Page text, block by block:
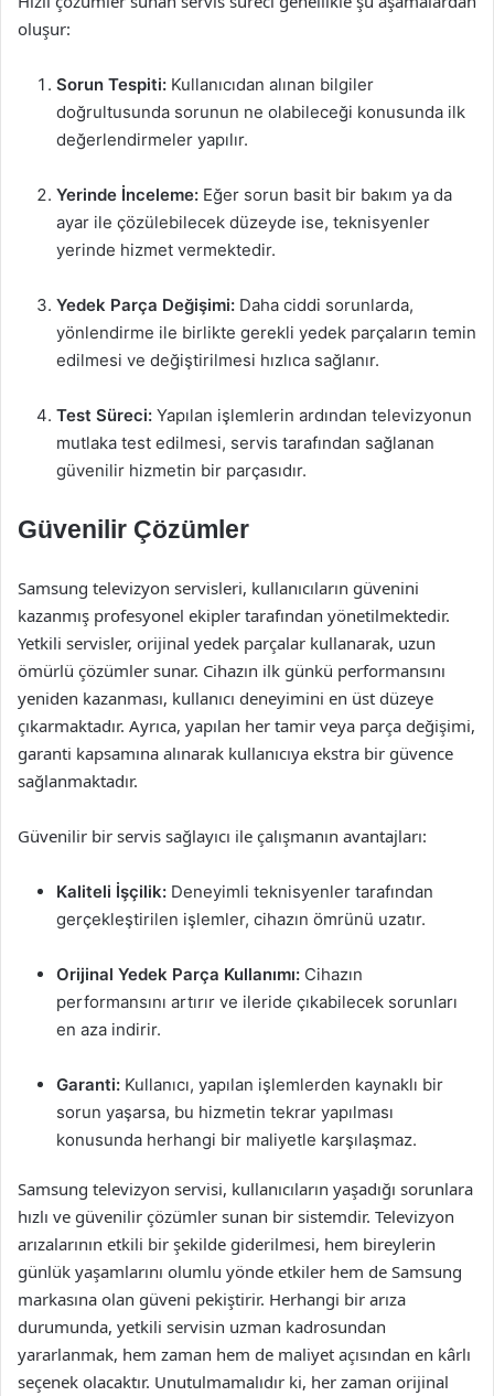
oluşur:
Sorun Tespiti: Kullanıcıdan alınan bilgiler
doğrultusunda sorunun ne olabileceği konusunda ilk
değerlendirmeler yapılır.
Yerinde İnceleme: Eğer sorun basit bir bakım ya da
ayar ile çözülebilecek düzeyde ise, teknisyenler
yerinde hizmet vermektedir.
Yedek Parça Değişimi: Daha ciddi sorunlarda,
yönlendirme ile birlikte gerekli yedek parçaların temin
edilmesi ve değiştirilmesi hızlıca sağlanır.
Test Süreci: Yapılan işlemlerin ardından televizyonun
mutlaka test edilmesi, servis tarafından sağlanan
güvenilir hizmetin bir parçasıdır.
Güvenilir Çözümler
Samsung televizyon servisleri, kullanıcıların güvenini
kazanmış profesyonel ekipler tarafından yönetilmektedir.
Yetkili servisler, orijinal yedek parçalar kullanarak, uzun
ömürlü çözümler sunar. Cihazın ilk günkü performansını
yeniden kazanması, kullanıcı deneyimini en üst düzeye
çıkarmaktadır. Ayrıca, yapılan her tamir veya parça değişimi,
garanti kapsamına alınarak kullanıcıya ekstra bir güvence
sağlanmaktadır.
Güvenilir bir servis sağlayıcı ile çalışmanın avantajları:
Kaliteli İşçilik: Deneyimli teknisyenler tarafından
gerçekleştirilen işlemler, cihazın ömrünü uzatır.
Orijinal Yedek Parça Kullanımı: Cihazın
performansını artırır ve ileride çıkabilecek sorunları
en aza indirir.
Garanti: Kullanıcı, yapılan işlemlerden kaynaklı bir
sorun yaşarsa, bu hizmetin tekrar yapılması
konusunda herhangi bir maliyetle karşılaşmaz.
Samsung televizyon servisi, kullanıcıların yaşadığı sorunlara
hızlı ve güvenilir çözümler sunan bir sistemdir. Televizyon
arızalarının etkili bir şekilde giderilmesi, hem bireylerin
günlük yaşamlarını olumlu yönde etkiler hem de Samsung
markasına olan güveni pekiştirir. Herhangi bir arıza
durumunda, yetkili servisin uzman kadrosundan
yararlanmak, hem zaman hem de maliyet açısından en kârlı
seçenek olacaktır. Unutulmamalıdır ki, her zaman orijinal